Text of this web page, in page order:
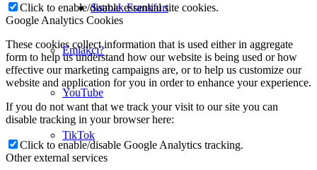
Satmak Frankfurt
Emlakçı?
YouTube
TikTok
Click to enable/disable essential site cookies.
Google Analytics Cookies
These cookies collect information that is used either in aggregate
form to help us understand how our website is being used or how
effective our marketing campaigns are, or to help us customize our
website and application for you in order to enhance your experience.
If you do not want that we track your visit to our site you can
disable tracking in your browser here:
Click to enable/disable Google Analytics tracking.
Other external services